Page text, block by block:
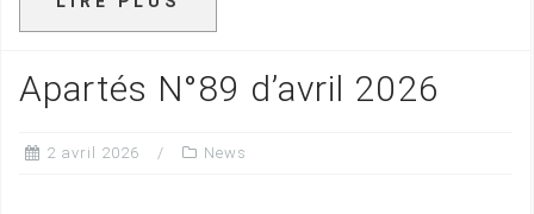
Apartés N°89 d’avril 2026
2 avril 2026 News